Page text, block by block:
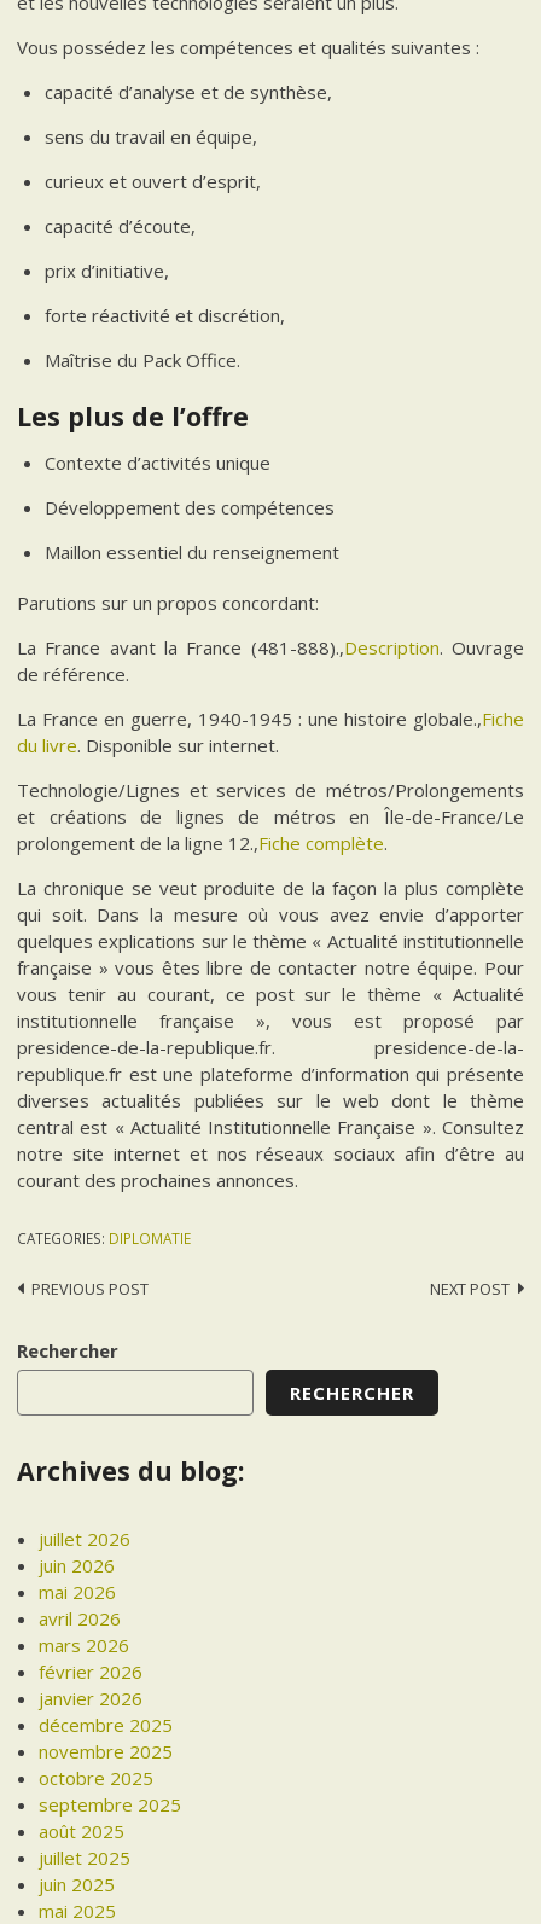
Vous possédez les compétences et qualités suivantes :
capacité d’analyse et de synthèse,
sens du travail en équipe,
curieux et ouvert d’esprit,
capacité d’écoute,
prix d’initiative,
forte réactivité et discrétion,
Maîtrise du Pack Office.
Les plus de l’offre
Contexte d’activités unique
Développement des compétences
Maillon essentiel du renseignement
Parutions sur un propos concordant:
La France avant la France (481-888).,Description. Ouvrage
de référence.
La France en guerre, 1940-1945 : une histoire globale.,Fiche
du livre. Disponible sur internet.
Technologie/Lignes et services de métros/Prolongements
et créations de lignes de métros en Île-de-France/Le
prolongement de la ligne 12.,Fiche complète.
La chronique se veut produite de la façon la plus complète
qui soit. Dans la mesure où vous avez envie d’apporter
quelques explications sur le thème « Actualité institutionnelle
française » vous êtes libre de contacter notre équipe. Pour
vous tenir au courant, ce post sur le thème « Actualité
institutionnelle française », vous est proposé par
presidence-de-la-republique.fr. presidence-de-la-
republique.fr est une plateforme d’information qui présente
diverses actualités publiées sur le web dont le thème
central est « Actualité Institutionnelle Française ». Consultez
notre site internet et nos réseaux sociaux afin d’être au
courant des prochaines annonces.
CATEGORIES: DIPLOMATIE
Post
PREVIOUS POST NEXT POST
Rechercher
RECHERCHER
Archives du blog:
juillet 2026
juin 2026
mai 2026
avril 2026
mars 2026
février 2026
janvier 2026
décembre 2025
novembre 2025
octobre 2025
septembre 2025
août 2025
juillet 2025
juin 2025
mai 2025